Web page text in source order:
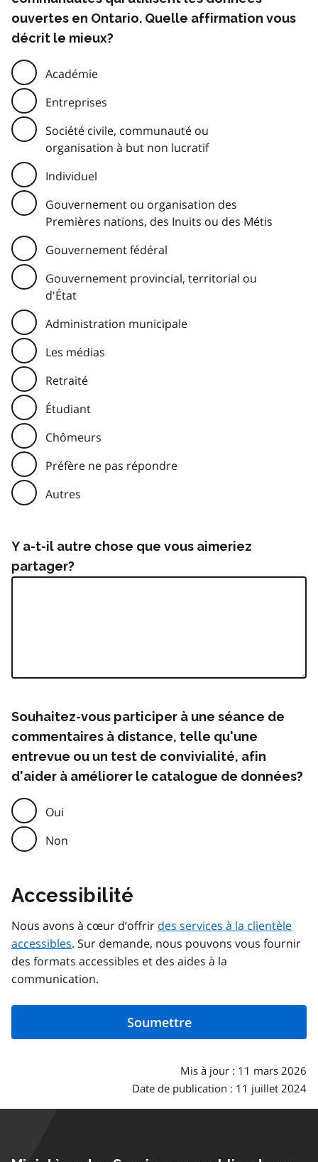
ouvertes en Ontario. Quelle affirmation vous
décrit le mieux?
Académie
Entreprises
Société civile, communauté ou
organisation à but non lucratif
Individuel
Gouvernement ou organisation des
Premières nations, des Inuits ou des Métis
Gouvernement fédéral
Gouvernement provincial, territorial ou
d'État
Administration municipale
Les médias
Retraité
Étudiant
Chômeurs
Préfère ne pas répondre
Autres
Y a-t-il autre chose que vous aimeriez
partager?
Souhaitez-vous participer à une séance de
commentaires à distance, telle qu'une
entrevue ou un test de convivialité, afin
d'aider à améliorer le catalogue de données?
Oui
Non
Accessibilité
Nous avons à cœur d’offrir des services à la clientèle
accessibles. Sur demande, nous pouvons vous fournir
des formats accessibles et des aides à la
communication.
Mis à jour : 11 mars 2026
Date de publication : 11 juillet 2024